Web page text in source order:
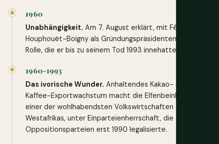
1960
Unabhängigkeit. Am 7. August erklärt, mit Félix
Houphouët-Boigny als Gründungspräsidenten, eine
Rolle, die er bis zu seinem Tod 1993 innehatte.
1960-1993
Das ivorische Wunder. Anhaltendes Kakao- und
Kaffee-Exportwachstum macht die Elfenbeinküste zu
einer der wohlhabendsten Volkswirtschaften
Westafrikas, unter Einparteienherrschaft, die
Oppositionsparteien erst 1990 legalisierte.